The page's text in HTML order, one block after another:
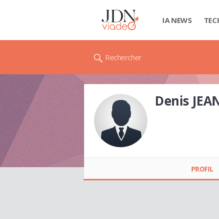
IA NEWS
Rechercher
Denis
PROFIL